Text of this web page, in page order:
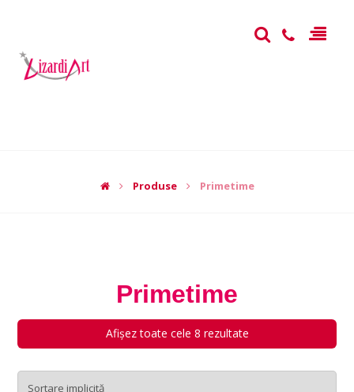
Produse Primetime
Primetime
Afișez toate cele 8 rezultate